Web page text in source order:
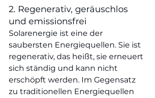
2. Regenerativ, geräuschlos
und emissionsfrei
Solarenergie ist eine der
saubersten Energiequellen. Sie ist
regenerativ, das heißt, sie erneuert
sich ständig und kann nicht
erschöpft werden. Im Gegensatz
zu traditionellen Energiequellen